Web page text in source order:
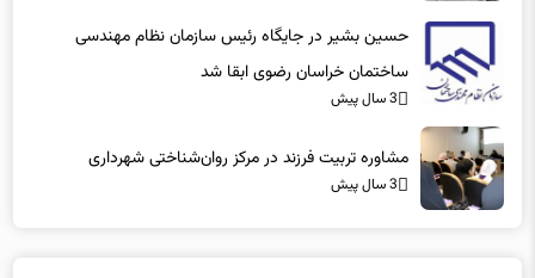
حسین بشیر در جایگاه رئیس سازمان نظام مهندسی
ساختمان خراسان رضوی ابقا شد
3 سال پیش
مشاوره تربیت فرزند در مرکز روان‌شناختی شهرداری
3 سال پیش